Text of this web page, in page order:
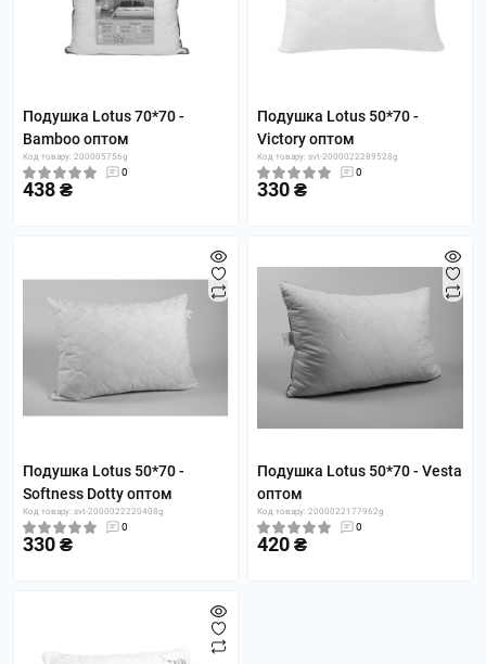
Подушка Lotus 70*70 -
Bamboo оптом
Код товару: 200005756g
0
438 ₴
Подушка Lotus 50*70 -
Victory оптом
Код товару: svt-2000022289528g
0
330 ₴
Подушка Lotus 50*70 -
Softness Dotty оптом
Код товару: svt-2000022220408g
0
330 ₴
Подушка Lotus 50*70 - Vesta
оптом
Код товару: 2000022177962g
0
420 ₴